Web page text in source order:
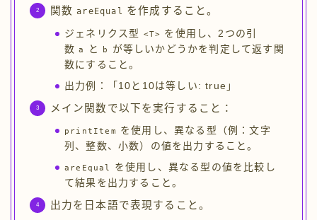
関数areEqual
を作成すること。
ジェネリクス型 <T> を使用し、2つの引
数a と b
が等しいかどうかを判定して返す関
数にすること。
出力例：「10と10は等しい: true」
メイン関数で以下を実行すること：
printItem を使用し、異なる型（例：文字
列、整数、小数）の値を出力すること。
areEqual
を使用し、異なる型の値を比較し
て結果を出力すること。
出力を日本語で表現すること。